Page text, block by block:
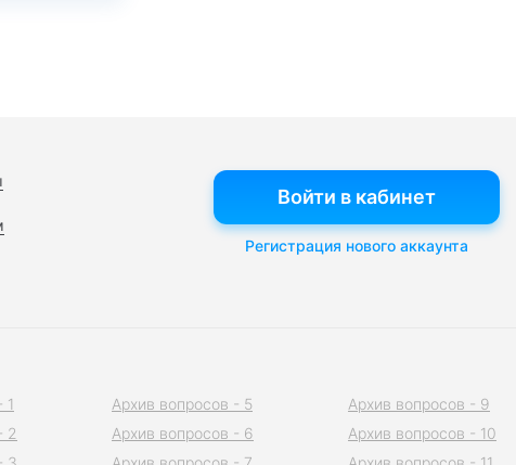
Войти в кабинет
Регистрация нового аккаунта
1
2
Архив вопросов - 5
Архив вопросов - 6
Архив вопросов - 9
Архив вопросов - 10